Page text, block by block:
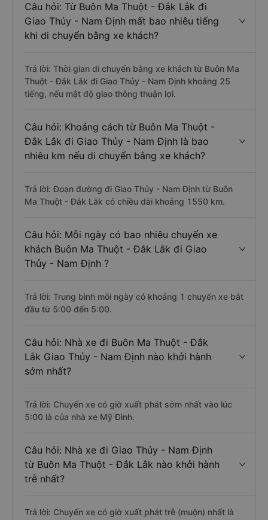
Câu hỏi: Từ Buôn Ma Thuột - Đắk Lắk đi
Giao Thủy - Nam Định mất bao nhiêu tiếng
khi di chuyển bằng xe khách?
Trả lời: Thời gian di chuyển bằng xe khách từ Buôn Ma
Thuột - Đắk Lắk đi Giao Thủy - Nam Định khoảng 25
tiếng, nếu mật độ giao thông thuận lợi.
Câu hỏi: Khoảng cách từ Buôn Ma Thuột -
Đắk Lắk đi Giao Thủy - Nam Định là bao
nhiêu km nếu di chuyển bằng xe khách?
Trả lời: Đoạn đường đi Giao Thủy - Nam Định từ Buôn
Ma Thuột - Đắk Lắk có chiều dài khoảng 1550 km.
Câu hỏi: Mỗi ngày có bao nhiêu chuyến xe
khách Buôn Ma Thuột - Đắk Lắk đi Giao
Thủy - Nam Định ?
Trả lời: Trung bình mỗi ngày có khoảng 1 chuyến xe bắt
đầu từ 5:00 đến 5:00.
Câu hỏi: Nhà xe đi Buôn Ma Thuột - Đắk
Lắk Giao Thủy - Nam Định nào khởi hành
sớm nhất?
Trả lời: Chuyến xe có giờ xuất phát sớm nhất vào lúc
5:00 là của nhà xe Mỹ Đình.
Câu hỏi: Nhà xe đi Giao Thủy - Nam Định
từ Buôn Ma Thuột - Đắk Lắk nào khởi hành
trễ nhất?
Trả lời: Chuyến xe có giờ xuất phát trễ (muộn) nhất là